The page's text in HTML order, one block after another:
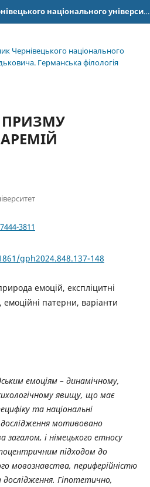
Науковий вісник Чернівецького національного університету імені Юрія Федьковича. Серія: Германська філологія
Чернівецького національного
Германська філологія
ПРИЗМУ
3811
gph2024.848.137-148
емоцій, експліцитні
емоційні патерни, варіанти
емоціям– динамічному,
явищу, що має
та національні
дослідження мотивовано
загалом, і німецького етносу
підходом до
мовознавства, периферійністю
дослідження. Гіпотетично,